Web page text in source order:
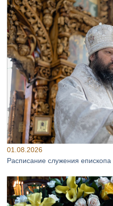
01.08.2026
Расписание служения епископа